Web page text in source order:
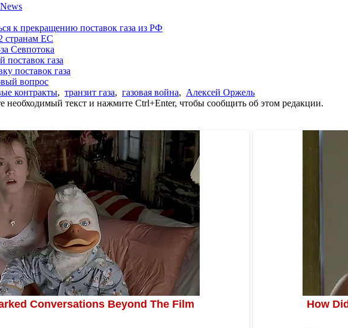
к прекращению поставок газа из РФ
странам ЕС
Севпотока
поставок газа
поставок газа
вопрос
контракты, транзит газа, газовая война, Алексей Оржель
необходимый текст и нажмите Ctrl+Enter, чтобы сообщить об этом редакции.